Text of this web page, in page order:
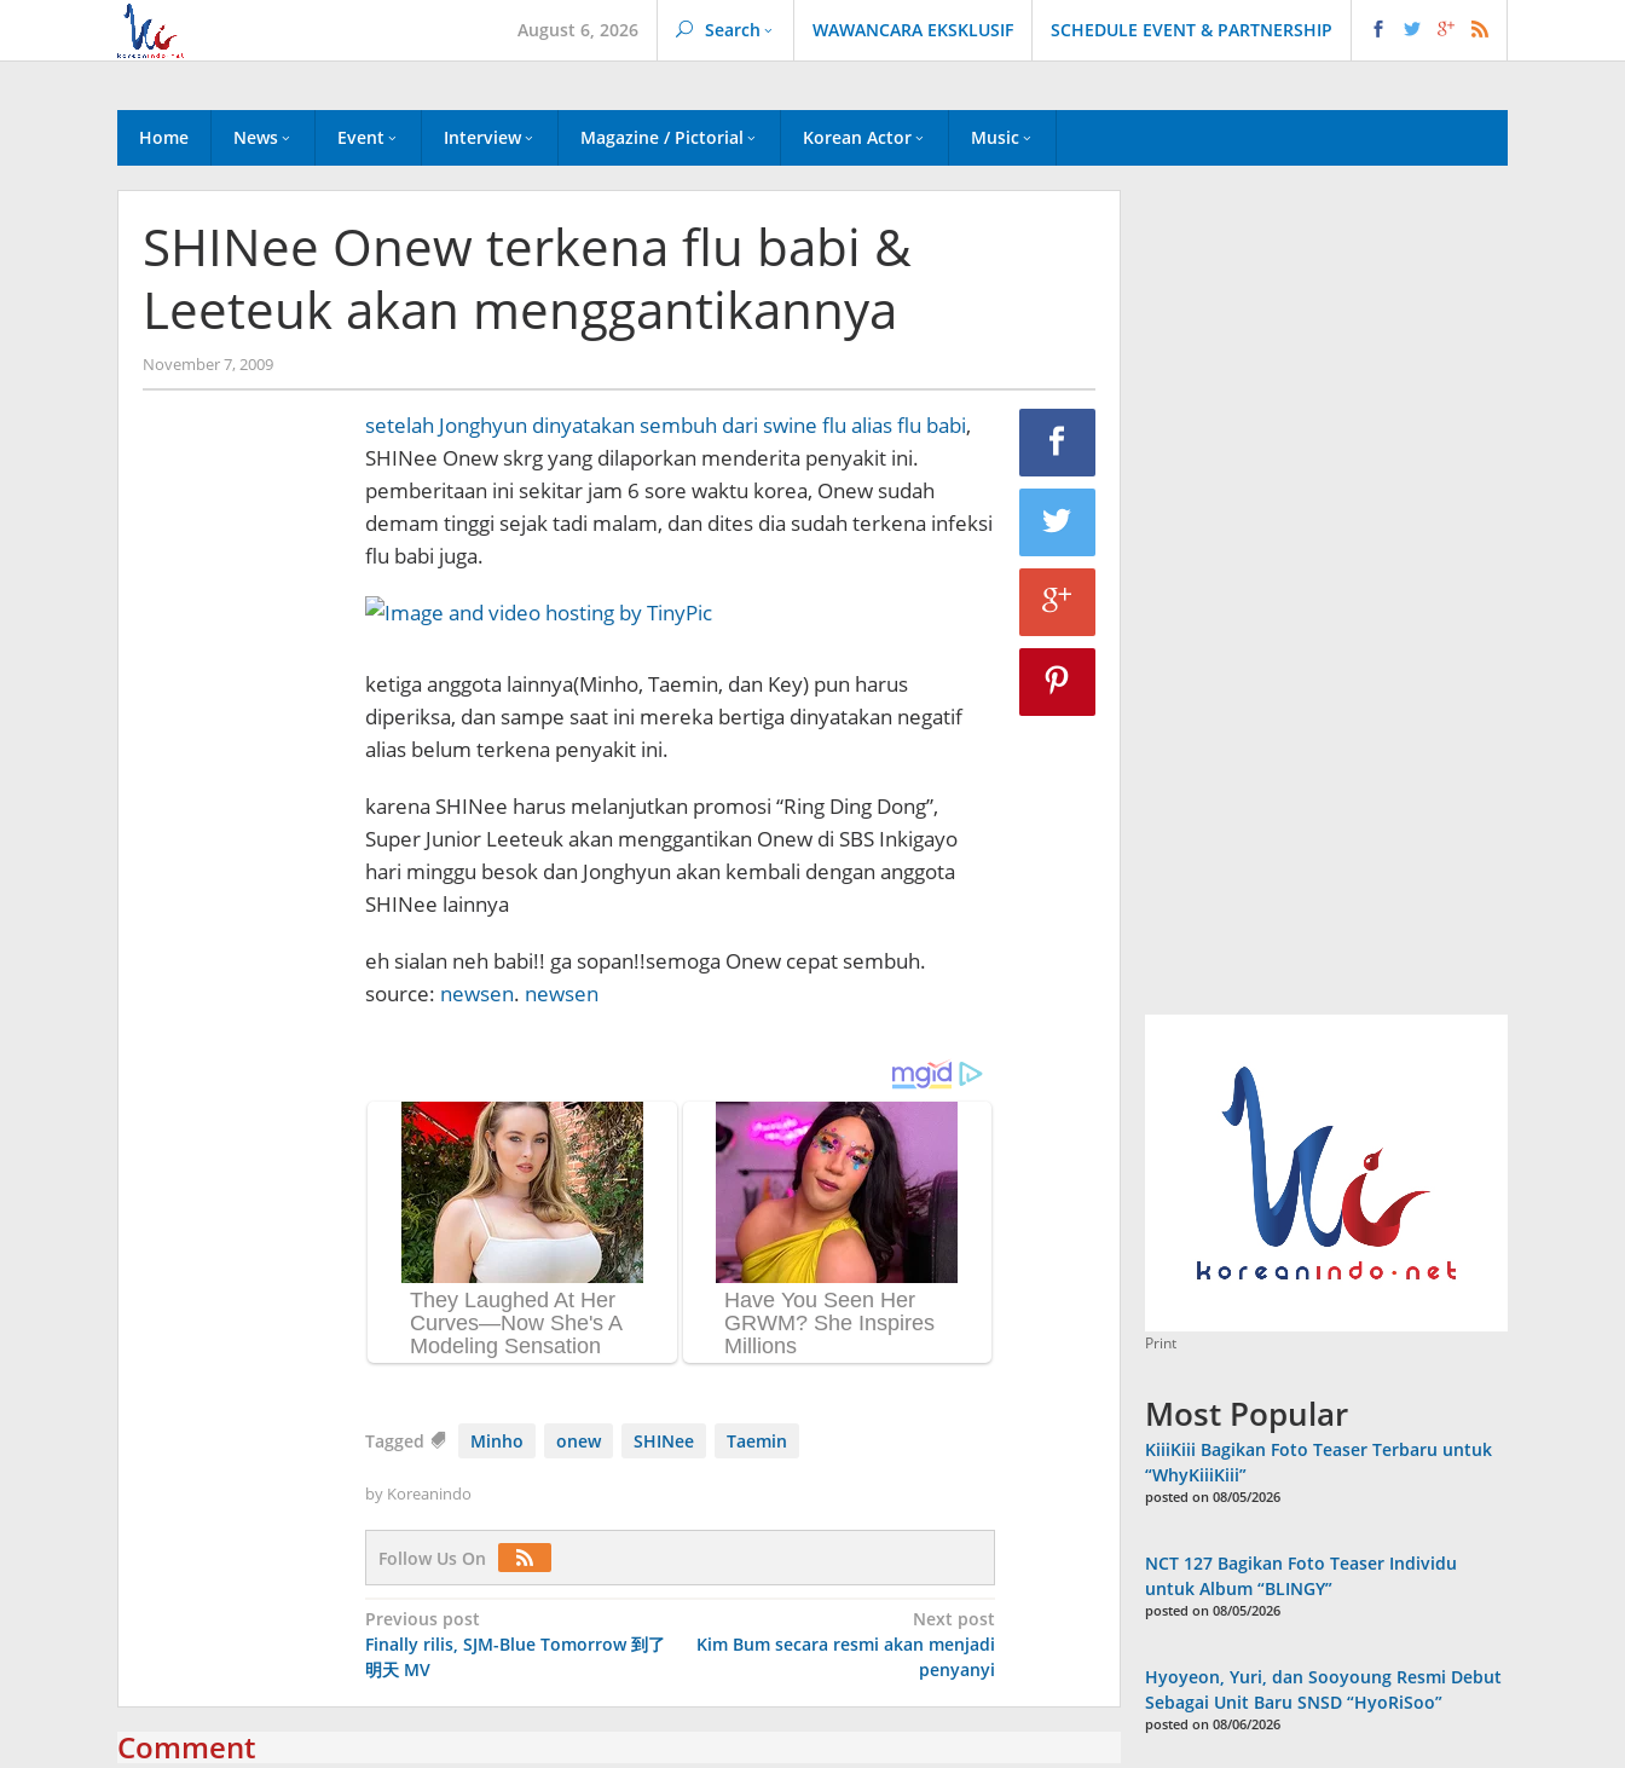
content
August 6, 2026 Search WAWANCARA EKSKLUSIF SCHEDULE EVENT & PARTNERSHIP
Home News Event Interview Magazine / Pictorial Korean Actor Music
SHINee Onew terkena flu babi &
Leeteuk akan menggantikannya
November 7, 2009by
Koreanindo
setelah Jonghyun dinyatakan sembuh dari swine flu alias flu babi,
SHINee Onew skrg yang dilaporkan menderita penyakit ini.
pemberitaan ini sekitar jam 6 sore waktu korea, Onew sudah
demam tinggi sejak tadi malam, dan dites dia sudah terkena infeksi
flu babi juga.
ketiga anggota lainnya(Minho, Taemin, dan Key) pun harus
diperiksa, dan sampe saat ini mereka bertiga dinyatakan negatif
alias belum terkena penyakit ini.
karena SHINee harus melanjutkan promosi “Ring Ding Dong”,
Super Junior Leeteuk akan menggantikan Onew di SBS Inkigayo
hari minggu besok dan Jonghyun akan kembali dengan anggota
SHINee lainnya
eh sialan neh babi!! ga sopan!!semoga Onew cepat sembuh.
source: newsen. newsen
Tagged Minho onew SHINee Taemin
by Koreanindo
Follow Us On
Post
navigation
Previous post
Finally rilis, SJM-Blue Tomorrow 到了
明天 MV
Next post
Kim Bum secara resmi akan menjadi
penyanyi
Comment
Print
Most Popular
KiiiKiii Bagikan Foto Teaser Terbaru untuk
“WhyKiiiKiii”
posted on 08/05/2026
NCT 127 Bagikan Foto Teaser Individu
untuk Album “BLINGY”
posted on 08/05/2026
Hyoyeon, Yuri, dan Sooyoung Resmi Debut
Sebagai Unit Baru SNSD “HyoRiSoo”
posted on 08/06/2026